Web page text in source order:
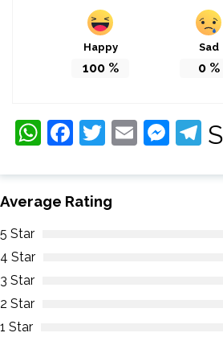
Happy
100%
Sad
0%
WhatsApp
Facebook
Twitter
Email
Average Rating
5 Star
4 Star
3 Star
2 Star
1 Star